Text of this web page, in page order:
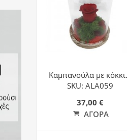
Καμπανούλα με
SKU: ALA059
37,00 €
ΑΓΟΡΆ